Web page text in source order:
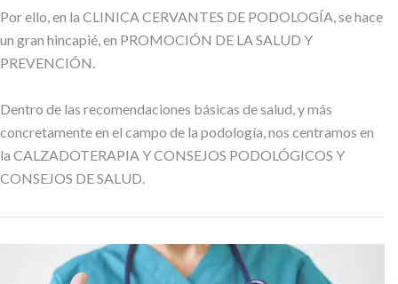
Por ello, en la CLINICA CERVANTES DE PODOLOGÍA, se hace
un gran hincapié, en PROMOCIÓN DE LA SALUD Y
PREVENCIÓN.
Dentro de las recomendaciones básicas de salud, y más
concretamente en el campo de la podología, nos centramos en
la CALZADOTERAPIA Y CONSEJOS PODOLÓGICOS Y
CONSEJOS DE SALUD.